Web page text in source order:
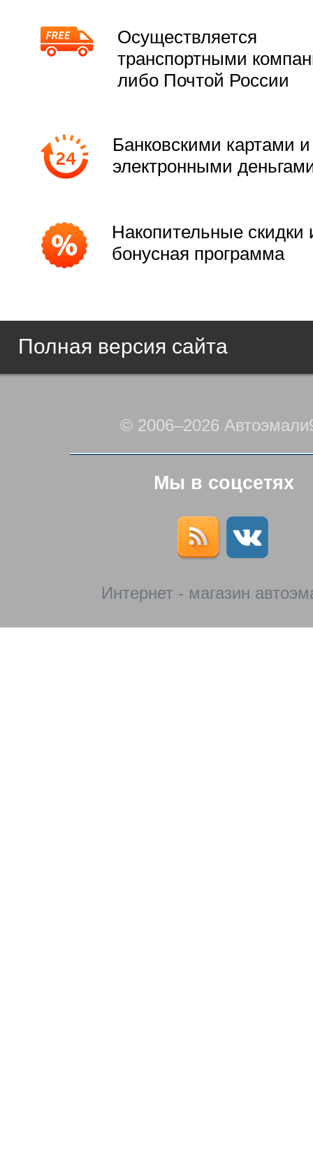
Осуществляется
транспортными
либо Почтой России
Банковскими картами и
электронными
Накопительные скидки
бонусная программа
Полная версия сайта
© 2006–2026
Мы в соцсетях
Интернет - магазин